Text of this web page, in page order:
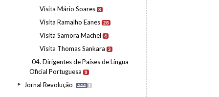
Visita Mário Soares 3
Visita Ramalho Eanes 28
Visita Samora Machel 4
Visita Thomas Sankara 3
04. Dirigentes de Países de Língua
Oficial Portuguesa
9
Jornal Revolução 444 I